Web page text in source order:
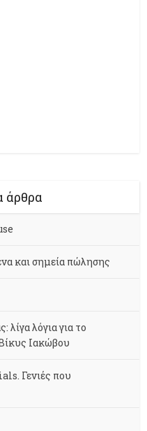
άρθρα
και σημεία πώλησης
λίγα λόγια για το
Ιακώβου
Γενιές που